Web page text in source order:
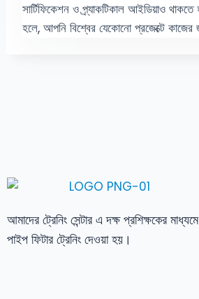
সার্টিফিকেশন ও প্র্যাকটিকাল আইডিয়াও
হলে, আপনি বিশ্বের যেকোনো প্রজেক্টে কাজের
আমাদের ট্রেনিং সেন্টার এ দক্ষ প্রশিক্ষকের
পাইপ ফিটার ট্রেনিং দেওয়া হয়।